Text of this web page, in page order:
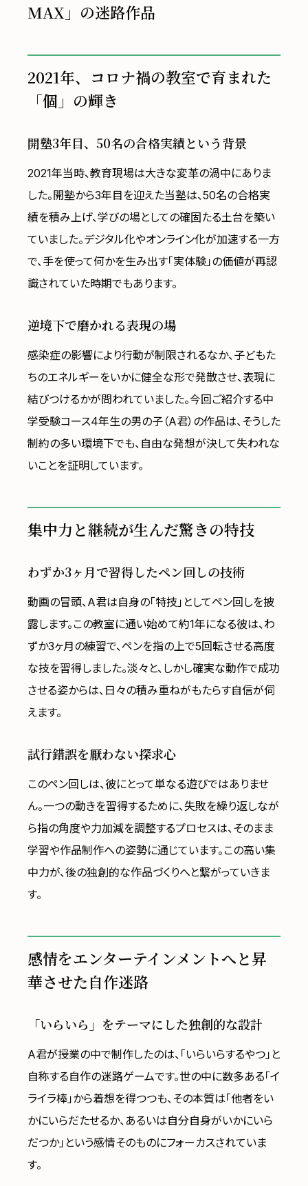
MAX」の迷路作品
2021年、コロナ禍の教室で育まれた
「個」の輝き
開塾3年目、50名の合格実績という背景
2021年当時、教育現場は大きな変革の渦中にありま
した。開塾から3年目を迎えた当塾は、50名の合格実
績を積み上げ、学びの場としての確固たる土台を築い
ていました。デジタル化やオンライン化が加速する一方
で、手を使って何かを生み出す「実体験」の価値が再認
識されていた時期でもあります。
逆境下で磨かれる表現の場
感染症の影響により行動が制限されるなか、子どもた
ちのエネルギーをいかに健全な形で発散させ、表現に
結びつけるかが問われていました。今回ご紹介する中
学受験コース4年生の男の子（A君）の作品は、そうした
制約の多い環境下でも、自由な発想が決して失われな
いことを証明しています。
集中力と継続が生んだ驚きの特技
わずか3ヶ月で習得したペン回しの技術
動画の冒頭、A君は自身の「特技」としてペン回しを披
露します。この教室に通い始めて約1年になる彼は、わ
ずか3ヶ月の練習で、ペンを指の上で5回転させる高度
な技を習得しました。淡々と、しかし確実な動作で成功
させる姿からは、日々の積み重ねがもたらす自信が伺
えます。
試行錯誤を厭わない探求心
このペン回しは、彼にとって単なる遊びではありませ
ん。一つの動きを習得するために、失敗を繰り返しなが
ら指の角度や力加減を調整するプロセスは、そのまま
学習や作品制作への姿勢に通じています。この高い集
中力が、後の独創的な作品づくりへと繋がっていきま
す。
感情をエンターテインメントへと昇
華させた自作迷路
「いらいら」をテーマにした独創的な設計
A君が授業の中で制作したのは、「いらいらするやつ」と
自称する自作の迷路ゲームです。世の中に数多ある「イ
ライラ棒」から着想を得つつも、その本質は「他者をい
かにいらだたせるか、あるいは自分自身がいかにいら
だつか」という感情そのものにフォーカスされていま
す。